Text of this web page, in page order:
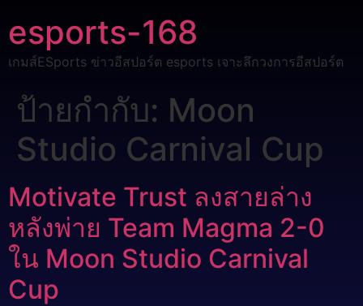
esports-168
เกมส์ESports ข่าวอีสปอร์ต esports เจาะลึกวงการอีสปอร์ต
ป้ายกำกับ: Moon
Studio Carnival Cup
Motivate Trust ลงสายล่าง
หลังพ่าย Team Magma 2-0
ใน Moon Studio Carnival
Cup